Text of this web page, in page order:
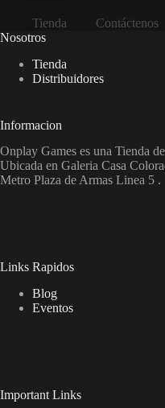
Tienda Contáctenos
Nosotros
Tienda
Distribuidores
Informacion
Onplay Games es una Tienda
Ubicada en Galeria Casa
Metro Plaza de Armas Linea 5 .
Links Rapidos
Blog
Eventos
Important Links